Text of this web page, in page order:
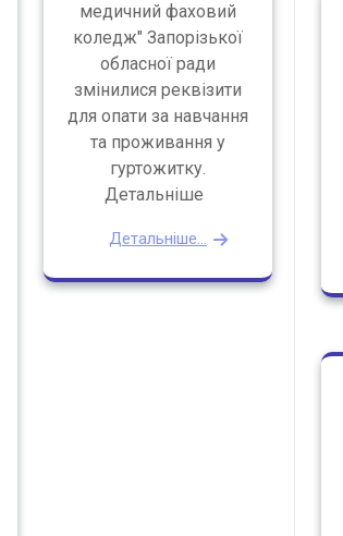
медичний фаховий
коледж" Запорізької
обласної ради
змінилися реквізити
для опати за навчання
та проживання у
гуртожитку.
Детальніше
Детальніше...